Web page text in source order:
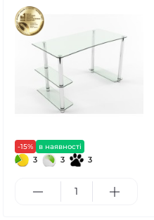
-15% в наявності
3 3 3